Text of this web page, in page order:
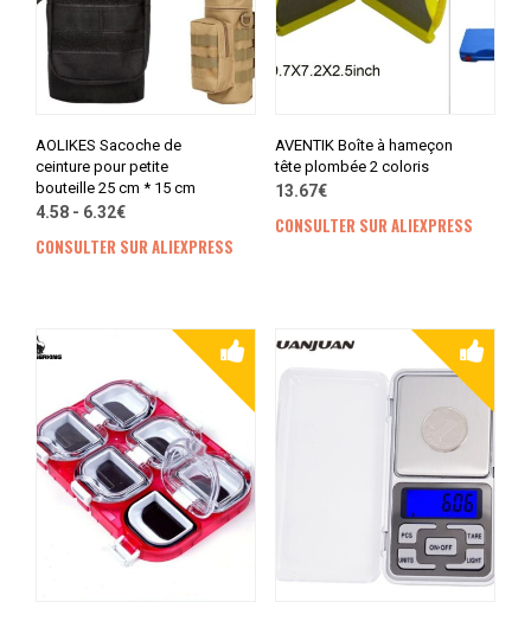
AOLIKES Sacoche de
ceinture pour petite
bouteille 25 cm * 15 cm
4.58 - 6.32€
CONSULTER SUR ALIEXPRESS
AVENTIK Boîte à hameçon
tête plombée 2 coloris
13.67€
CONSULTER SUR ALIEXPRESS